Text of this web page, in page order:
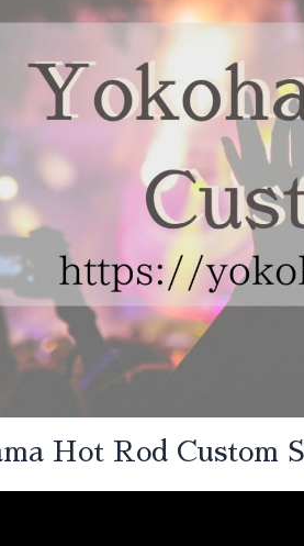
Hot Rod Custom